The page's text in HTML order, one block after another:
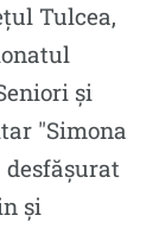
Tulcea,
și
″Simona
desfășurat
și